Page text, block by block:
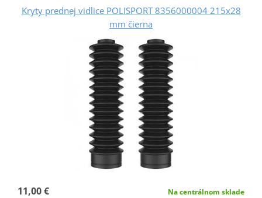
Kryty prednej vidlice POLISPORT 8356000004 215x28
mm čierna
11,00 € Na centrálnom sklade